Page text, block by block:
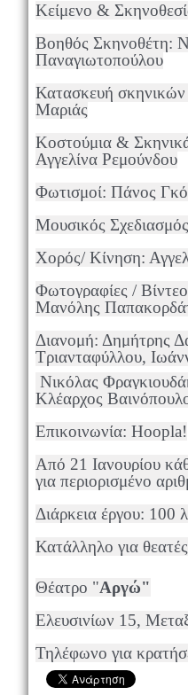
Κείμενο &
Βοηθός Σκηνοθέτη:
Παναγιωτοπούλου
Κατασκευή
Μαριάς
Κοστούμια &
Αγγελίνα Ρεμούνδου
Φωτισμοί: Πάνος
Μουσικός
Χορός/ Κίνηση:
Φωτογραφίες /
Μανόλης
Διανομή: Δημήτρης
Τριανταφύλλου,
Κλέαρχος
Επικοινωνία: Hoopla!
Από 21 Ιανουρίου
για περιορισμένο
Διάρκεια έργου: 100
Κατάλληλο για
Θέατρο "Αργώ"
Ελευσινίων 15,
Τηλέφωνο για